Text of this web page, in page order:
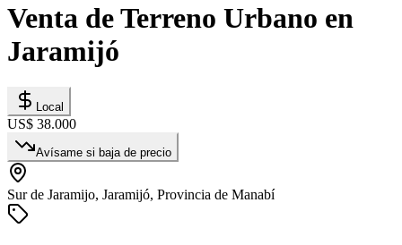
Venta de Terreno Urbano en
Jaramijó
Local
US$ 38.000
Avísame si baja de precio
Sur de Jaramijo, Jaramijó, Provincia de Manabí